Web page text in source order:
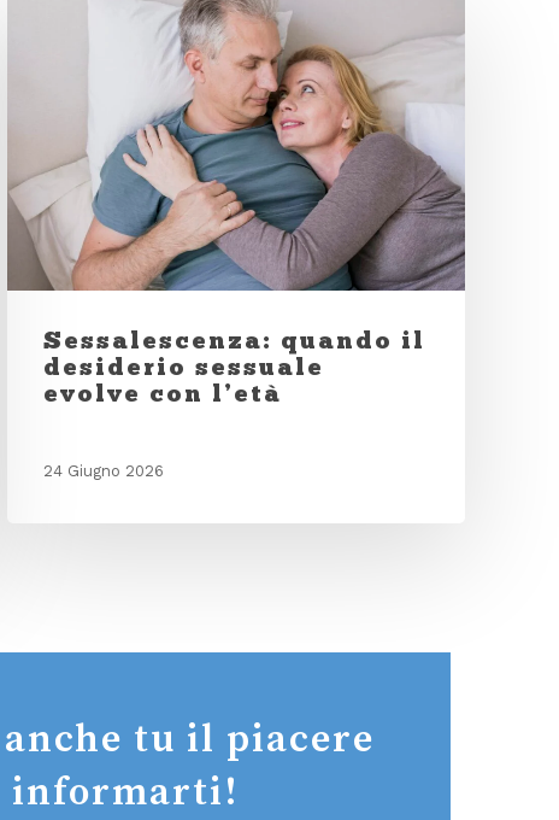
Sessalescenza: quando il
desiderio sessuale
evolve con l’età
24 Giugno 2026
tu il piacere
informarti!